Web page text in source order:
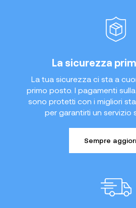
La sicurezza
La tua sicurezza ci sta a
primo posto. I pagamenti
sono protetti con i migliori
per garantirti un servizio
Sempre